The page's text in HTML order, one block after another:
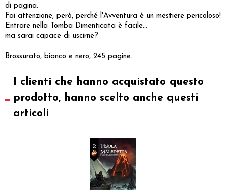
di pagina.
Fai attenzione, però, perché l'Avventura è un mestiere pericoloso!
Entrare nella Tomba Dimenticata è facile…
ma sarai capace di uscirne?
Brossurato, bianco e nero, 245 pagine.
I clienti che hanno acquistato questo
prodotto, hanno scelto anche questi
articoli